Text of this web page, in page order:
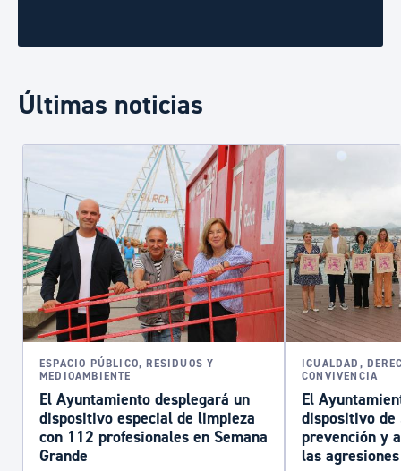
Últimas noticias
ESPACIO PÚBLICO, RESIDUOS Y
MEDIOAMBIENTE
El Ayuntamiento desplegará un
dispositivo especial de limpieza
con 112 profesionales en Semana
Grande
IGUALDAD,
CONVIVENCIA
El
dispositivo de
prevención y
las